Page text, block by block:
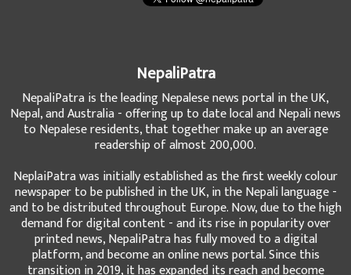
NepaliPatra
NepaliPatra is the leading Nepalese news portal in the UK,
Nepal, and Australia - offering up to date local and Nepali news
to Nepalese residents, that together make up an average
readership of almost 200,000.
NeplaiPatra was initially established as the first weekly colour
newspaper to be published in the UK, in the Nepali language -
and to be distributed throughout Europe. Now, due to the high
demand for digital content - and its rise in popularity over
printed news, NepaliPatra has fully moved to a digital
platform, and become an online news portal. Since this